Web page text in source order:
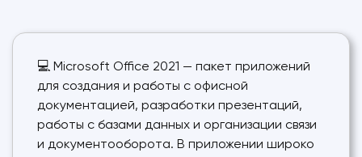
💻 Microsoft Office 2021 — пакет приложений
для создания и работы с офисной
документацией, разработки презентаций,
работы с базами данных и организации связи
и документооборота. В приложении широко